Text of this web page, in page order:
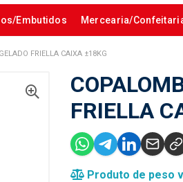
Embutidos Mercearia/
FRIELLA CAIXA ±18KG
FRIELLA
Produto de peso